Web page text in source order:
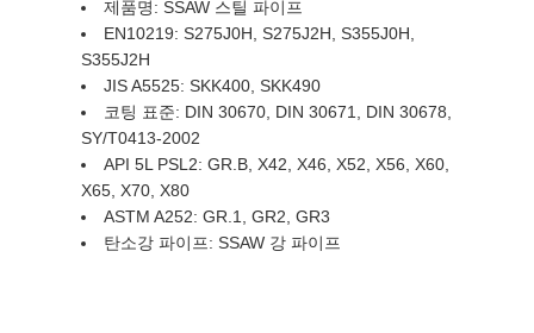
제품명: SSAW 스틸 파이프
EN10219: S275J0H, S275J2H, S355J0H,
S355J2H
JIS A5525: SKK400, SKK490
코팅 표준: DIN 30670, DIN 30671, DIN 30678,
SY/T0413-2002
API 5L PSL2: GR.B, X42, X46, X52, X56, X60,
X65, X70, X80
ASTM A252: GR.1, GR2, GR3
탄소강 파이프: SSAW 강 파이프